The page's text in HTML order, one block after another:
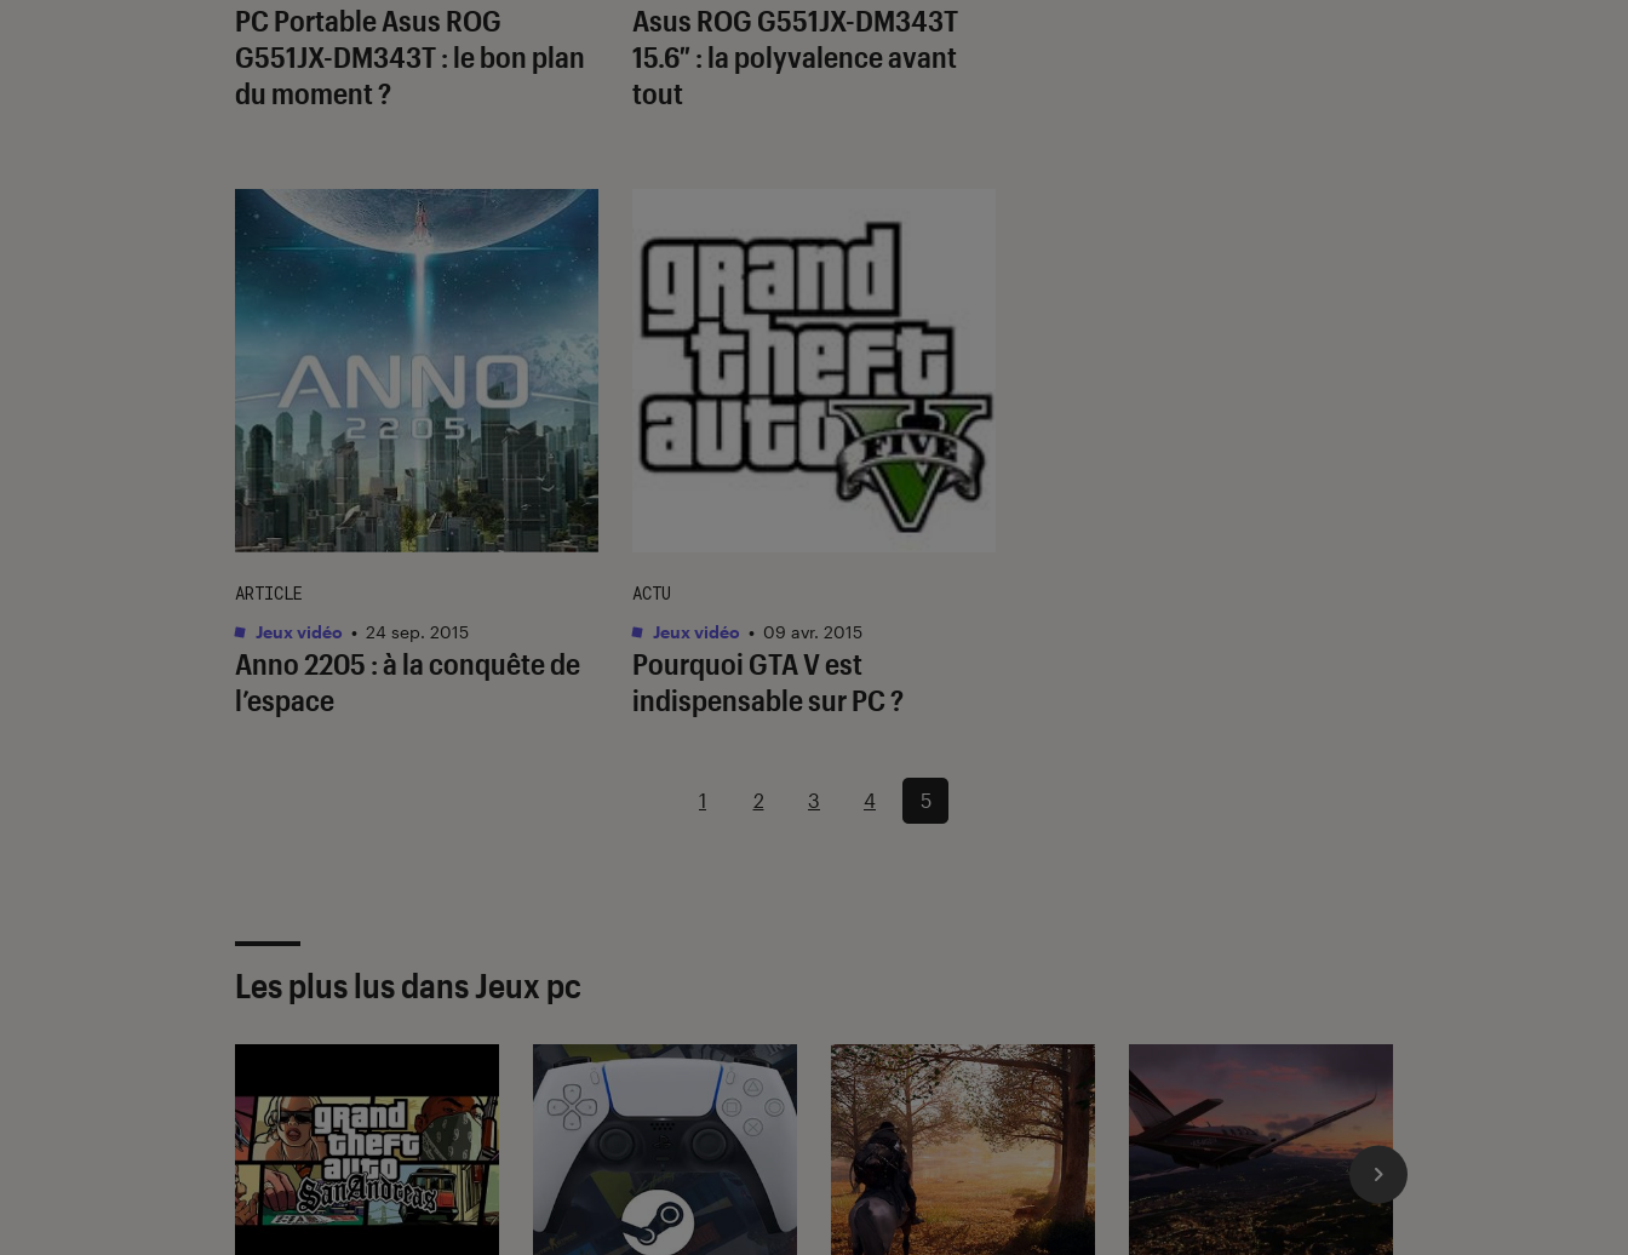
PC Portable Asus ROG
G551JX-DM343T : le bon plan
du moment ?
Asus ROG G551JX-DM343T
15.6″ : la polyvalence avant
tout
Anno 2205 : à la conquête de
l’espace
ARTICLE
Jeux vidéo • 24 sep. 2015
Pourquoi GTA V est
indispensable sur PC ?
ACTU
Jeux vidéo • 09 avr. 2015
1 2 3 4 5
Les plus lus dans Jeux pc